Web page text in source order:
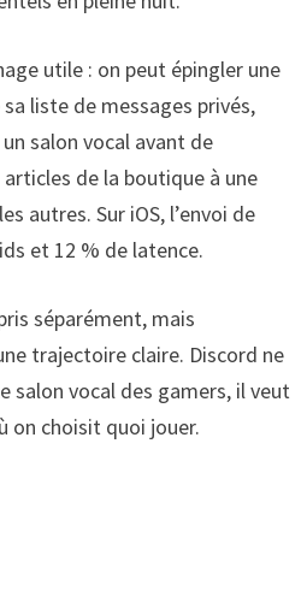
utile : on peut épingler une
liste de messages privés,
salon vocal avant de
de la boutique à une
autres. Sur iOS, l’envoi de
et 12 % de latence.
séparément, mais
trajectoire claire. Discord ne
salon vocal des gamers, il veut
on choisit quoi jouer.